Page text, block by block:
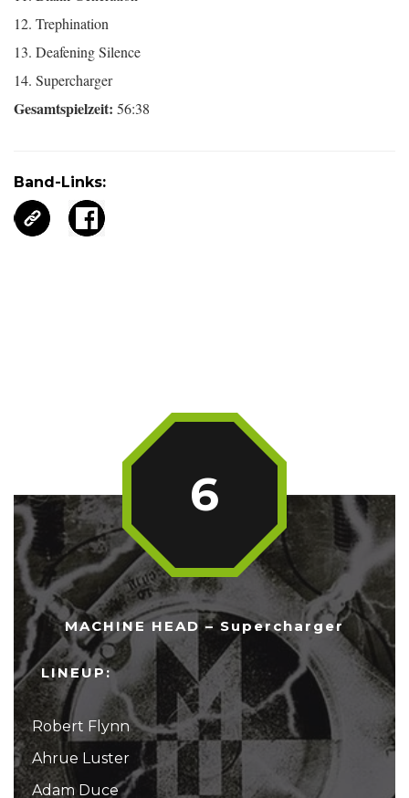
12. Trephination
13. Deafening Silence
14. Supercharger
Gesamtspielzeit: 56:38
Band-Links:
MACHINE HEAD – Supercharger
LINEUP:
Robert Flynn
Ahrue Luster
Adam Duce
6